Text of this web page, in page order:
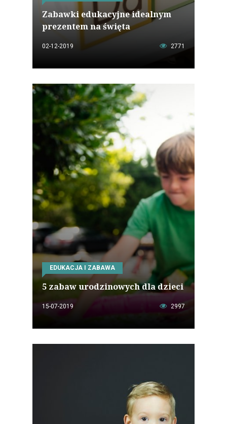
Zabawki edukacyjne idealnym
prezentem na święta
02-12-2019 2771
EDUKACJA I ZABAWA
5 zabaw urodzinowych dla dzieci
15-07-2019 2997